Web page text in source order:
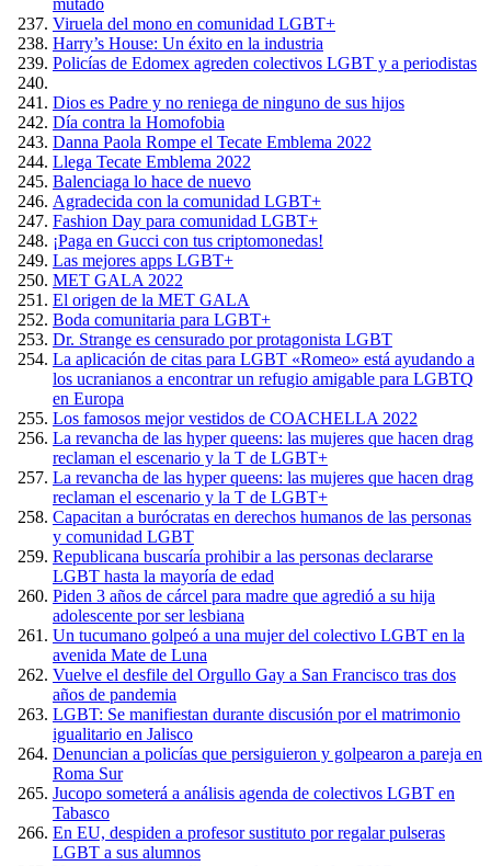
mutado
Viruela del mono en comunidad LGBT+
Harry’s House: Un éxito en la industria
Policías de Edomex agreden colectivos LGBT y a periodistas
Dios es Padre y no reniega de ninguno de sus hijos
Día contra la Homofobia
Danna Paola Rompe el Tecate Emblema 2022
Llega Tecate Emblema 2022
Balenciaga lo hace de nuevo
Agradecida con la comunidad LGBT+
Fashion Day para comunidad LGBT+
¡Paga en Gucci con tus criptomonedas!
Las mejores apps LGBT+
MET GALA 2022
El origen de la MET GALA
Boda comunitaria para LGBT+
Dr. Strange es censurado por protagonista LGBT
La aplicación de citas para LGBT «Romeo» está ayudando a
los ucranianos a encontrar un refugio amigable para LGBTQ
en Europa
Los famosos mejor vestidos de COACHELLA 2022
La revancha de las hyper queens: las mujeres que hacen drag
reclaman el escenario y la T de LGBT+
La revancha de las hyper queens: las mujeres que hacen drag
reclaman el escenario y la T de LGBT+
Capacitan a burócratas en derechos humanos de las personas
y comunidad LGBT
Republicana buscaría prohibir a las personas declararse
LGBT hasta la mayoría de edad
Piden 3 años de cárcel para madre que agredió a su hija
adolescente por ser lesbiana
Un tucumano golpeó a una mujer del colectivo LGBT en la
avenida Mate de Luna
Vuelve el desfile del Orgullo Gay a San Francisco tras dos
años de pandemia
LGBT: Se manifiestan durante discusión por el matrimonio
igualitario en Jalisco
Denuncian a policías que persiguieron y golpearon a pareja en
Roma Sur
Jucopo someterá a análisis agenda de colectivos LGBT en
Tabasco
En EU, despiden a profesor sustituto por regalar pulseras
LGBT a sus alumnos